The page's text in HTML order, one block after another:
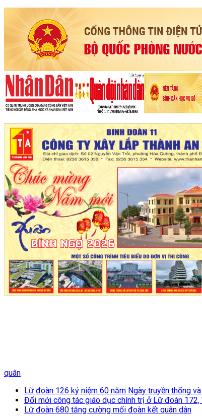
quân
Lữ đoàn 126 kỷ niệm 60 năm Ngày truyền thống
Đổi mới công tác giáo dục chính trị ở Lữ đoàn 172,
Lữ đoàn 680 tăng cường mối đoàn kết quân dân